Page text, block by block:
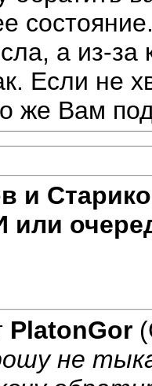
а из-за
Если не
же Вам
и
PlatonGor
не